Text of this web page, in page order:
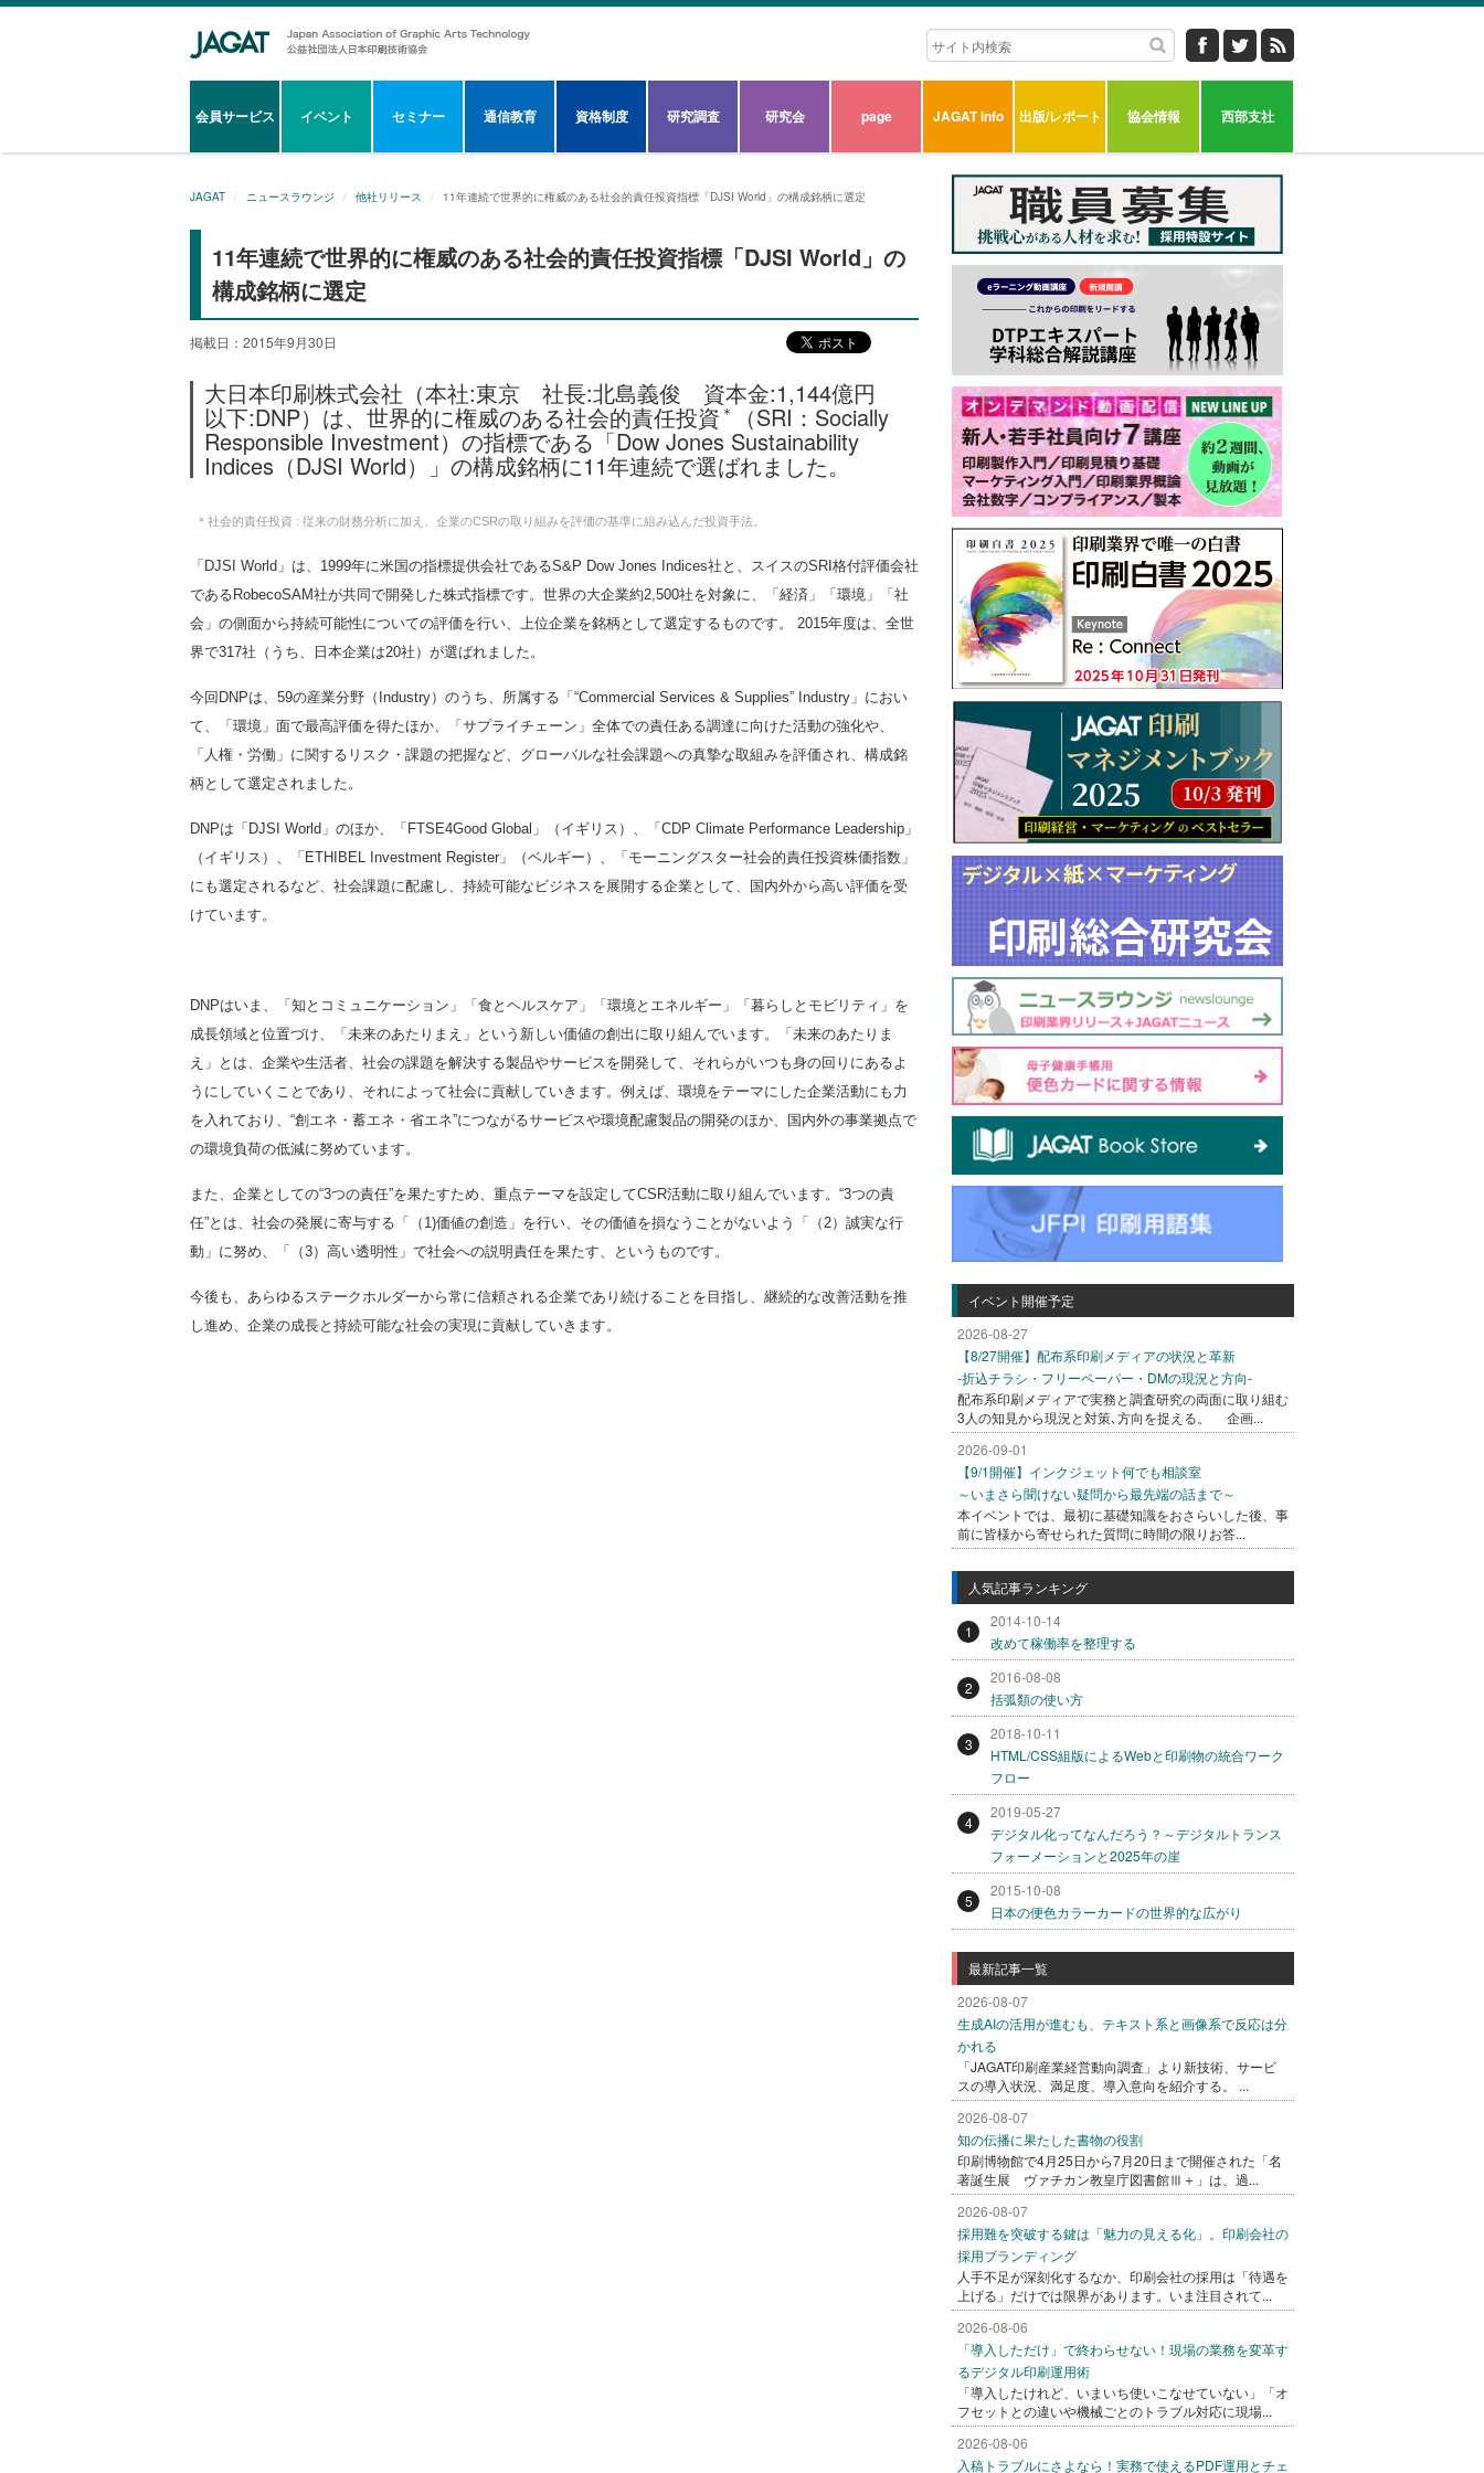
会員サービス イベント セミナー 通信教育 資格制度 研究調査 研究会 page JAGAT info 出版/レポート 協会情報 西部支社
JAGAT ニュースラウンジ 他社リリース 11年連続で世界的に権威のある社会的責任投資指標「DJSI World」の構成銘柄に選定
11年連続で世界的に権威のある社会的責任投資指標「DJSI World」の
構成銘柄に選定
掲載日：2015年9月30日
大日本印刷株式会社（本社:東京 社長:北島義俊 資本金:1,144億円
以下:DNP）は、世界的に権威のある社会的責任投資＊ （SRI：Socially
Responsible Investment）の指標である「Dow Jones Sustainability
Indices（DJSI World）」の構成銘柄に11年連続で選ばれました。
＊社会的責任投資 : 従来の財務分析に加え、企業のCSRの取り組みを評価の基準に組み込んだ投資手法。
「DJSI World」は、1999年に米国の指標提供会社であるS&P Dow Jones Indices社と、スイスのSRI格付評価会社
であるRobecoSAM社が共同で開発した株式指標です。世界の大企業約2,500社を対象に、「経済」「環境」「社
会」の側面から持続可能性についての評価を行い、上位企業を銘柄として選定するものです。 2015年度は、全世
界で317社（うち、日本企業は20社）が選ばれました。
今回DNPは、59の産業分野（Industry）のうち、所属する「“Commercial Services & Supplies” Industry」におい
て、「環境」面で最高評価を得たほか、「サプライチェーン」全体での責任ある調達に向けた活動の強化や、
「人権・労働」に関するリスク・課題の把握など、グローバルな社会課題への真摯な取組みを評価され、構成銘
柄として選定されました。
DNPは「DJSI World」のほか、「FTSE4Good Global」（イギリス）、「CDP Climate Performance Leadership」
（イギリス）、「ETHIBEL Investment Register」（ベルギー）、「モーニングスター社会的責任投資株価指数」
にも選定されるなど、社会課題に配慮し、持続可能なビジネスを展開する企業として、国内外から高い評価を受
けています。
DNPはいま、「知とコミュニケーション」「食とヘルスケア」「環境とエネルギー」「暮らしとモビリティ」を
成長領域と位置づけ、「未来のあたりまえ」という新しい価値の創出に取り組んでいます。「未来のあたりま
え」とは、企業や生活者、社会の課題を解決する製品やサービスを開発して、それらがいつも身の回りにあるよ
うにしていくことであり、それによって社会に貢献していきます。例えば、環境をテーマにした企業活動にも力
を入れており、“創エネ・蓄エネ・省エネ”につながるサービスや環境配慮製品の開発のほか、国内外の事業拠点で
の環境負荷の低減に努めています。
また、企業としての“3つの責任”を果たすため、重点テーマを設定してCSR活動に取り組んでいます。“3つの責
任”とは、社会の発展に寄与する「（1)価値の創造」を行い、その価値を損なうことがないよう「（2）誠実な行
動」に努め、「（3）高い透明性」で社会への説明責任を果たす、というものです。
今後も、あらゆるステークホルダーから常に信頼される企業であり続けることを目指し、継続的な改善活動を推
し進め、企業の成長と持続可能な社会の実現に貢献していきます。
イベント開催予定
2026-08-27
【8/27開催】配布系印刷メディアの状況と革新
-折込チラシ・フリーペーパー・DMの現況と方向-
配布系印刷メディアで実務と調査研究の両面に取り組む
3人の知見から現況と対策､方向を捉える。 企画...
2026-09-01
【9/1開催】インクジェット何でも相談室
～いまさら聞けない疑問から最先端の話まで～
本イベントでは、最初に基礎知識をおさらいした後、事
前に皆様から寄せられた質問に時間の限りお答...
人気記事ランキング
1
2014-10-14
改めて稼働率を整理する
2
2016-08-08
括弧類の使い方
3
2018-10-11
HTML/CSS組版によるWebと印刷物の統合ワーク
フロー
4
2019-05-27
デジタル化ってなんだろう？～デジタルトランス
フォーメーションと2025年の崖
5
2015-10-08
日本の便色カラーカードの世界的な広がり
最新記事一覧
2026-08-07
生成AIの活用が進むも、テキスト系と画像系で反応は分
かれる
「JAGAT印刷産業経営動向調査」より新技術、サービ
スの導入状況、満足度、導入意向を紹介する。 ...
2026-08-07
知の伝播に果たした書物の役割
印刷博物館で4月25日から7月20日まで開催された「名
著誕生展 ヴァチカン教皇庁図書館Ⅲ＋」は、過...
2026-08-07
採用難を突破する鍵は「魅力の見える化」。印刷会社の
採用ブランディング
人手不足が深刻化するなか、印刷会社の採用は「待遇を
上げる」だけでは限界があります。いま注目されて...
2026-08-06
「導入しただけ」で終わらせない！現場の業務を変革す
るデジタル印刷運用術
「導入したけれど、いまいち使いこなせていない」「オ
フセットとの違いや機械ごとのトラブル対応に現場...
2026-08-06
入稿トラブルにさよなら！実務で使えるPDF運用とチェ